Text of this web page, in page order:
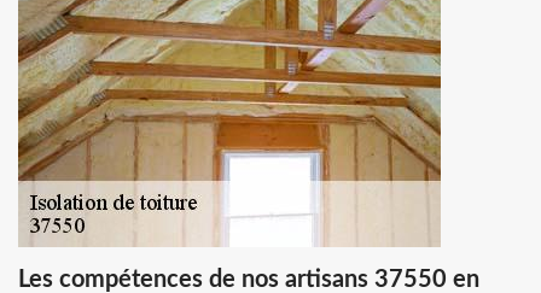
Les compétences de nos artisans 37550 en